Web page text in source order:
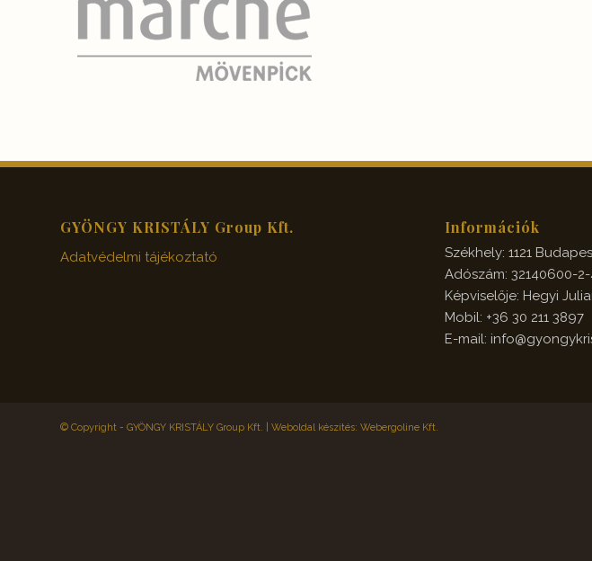
GYÖNGY KRISTÁLY Group Kft.
Adatvédelmi tájékoztató
Információk
Székhely: 1121
Adószám: 32140600-2-
Képviselője: Hegyi
Mobil: +36 30 211 3897
E-mail:
© Copyright - GYÖNGY KRISTÁLY Group Kft. | Weboldal készítés: Webergoline Kft.